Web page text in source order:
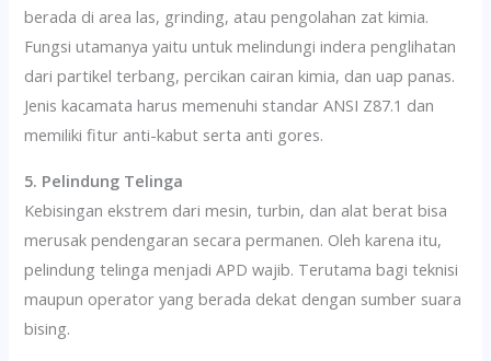
berada di area las, grinding, atau pengolahan zat kimia.
Fungsi utamanya yaitu untuk melindungi indera penglihatan
dari partikel terbang, percikan cairan kimia, dan uap panas.
Jenis kacamata harus memenuhi standar ANSI Z87.1 dan
memiliki fitur anti-kabut serta anti gores.
5. Pelindung Telinga
Kebisingan ekstrem dari mesin, turbin, dan alat berat bisa
merusak pendengaran secara permanen. Oleh karena itu,
pelindung telinga menjadi APD wajib. Terutama bagi teknisi
maupun operator yang berada dekat dengan sumber suara
bising.